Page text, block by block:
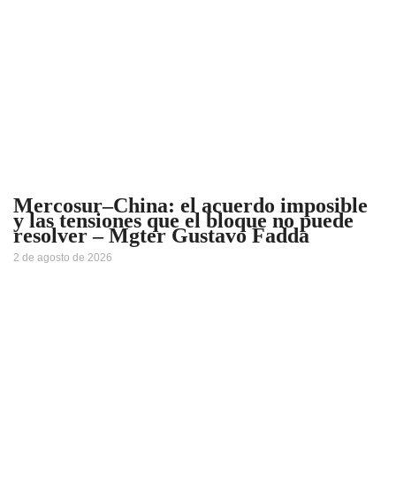
Mercosur–China: el acuerdo imposible
y las tensiones que el bloque no puede
resolver – Mgter Gustavo Fadda
2 de agosto de 2026